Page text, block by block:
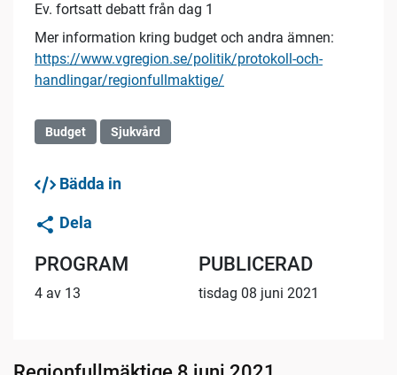
Ev. fortsatt debatt från dag 1
Mer information kring budget och andra ämnen:
https://www.vgregion.se/politik/protokoll-och-
handlingar/regionfullmaktige/
Budget Sjukvård
Bädda in
Dela
PROGRAM
4 av 13
PUBLICERAD
tisdag 08 juni 2021